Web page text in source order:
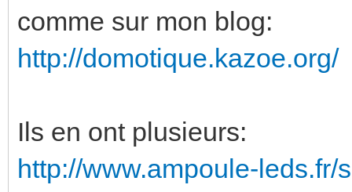
comme sur mon blog:
http://domotique.kazoe.org/
Ils en ont plusieurs:
http://www.ampoule-